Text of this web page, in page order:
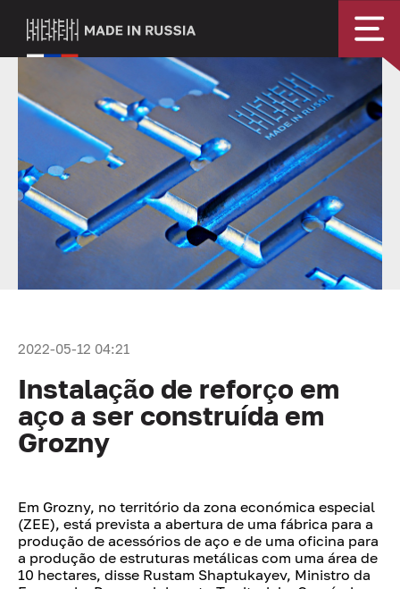
2022-05-12 04:21
Instalação de reforço em
aço a ser construída em
Grozny
Em Grozny, no território da zona económica especial
(ZEE), está prevista a abertura de uma fábrica para a
produção de acessórios de aço e de uma oficina para
a produção de estruturas metálicas com uma área de
10 hectares, disse Rustam Shaptukayev, Ministro da